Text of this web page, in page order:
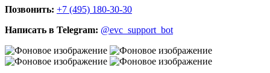
Позвонить: +7 (495) 180-30-30
Написать в Telegram: @evc_support_bot